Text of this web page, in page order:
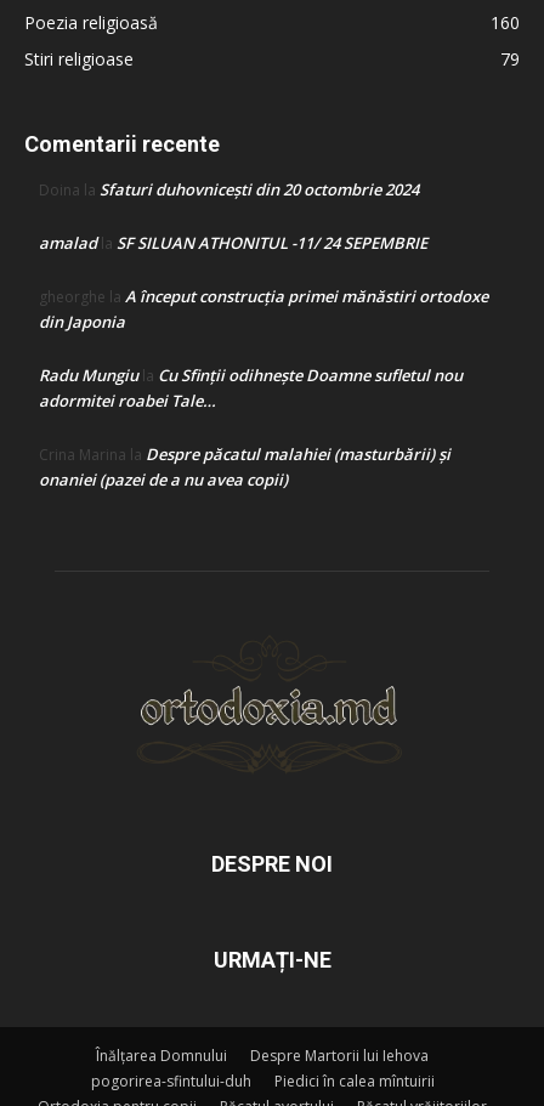
Poezia religioasă
160
Stiri religioase
79
Comentarii recente
Doina la Sfaturi duhovnicești din 20 octombrie 2024
amaladla SF SILUAN ATHONITUL -11/ 24 SEPEMBRIE
gheorghe la A început construcţia primei mănăstiri ortodoxe
din Japonia
Radu Mungiula Cu Sfinții odihnește Doamne sufletul nou
adormitei roabei Tale…
Crina Marina la Despre păcatul malahiei (masturbării) şi
onaniei (pazei de a nu avea copii)
DESPRE NOI
URMAȚI-NE
Înălțarea Domnului
Despre Martorii lui Iehova
pogorirea-sfintului-duh
Piedici în calea mîntuirii